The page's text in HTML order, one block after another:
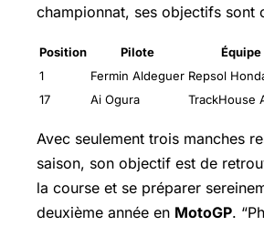
championnat, ses objectifs sont
Position Pilote Équipe
1
Fermin Aldeguer Repsol
17
Ai Ogura TrackHouse
Avec seulement trois manches
saison, son objectif est de
la course et se préparer
deuxième année en MotoGP.